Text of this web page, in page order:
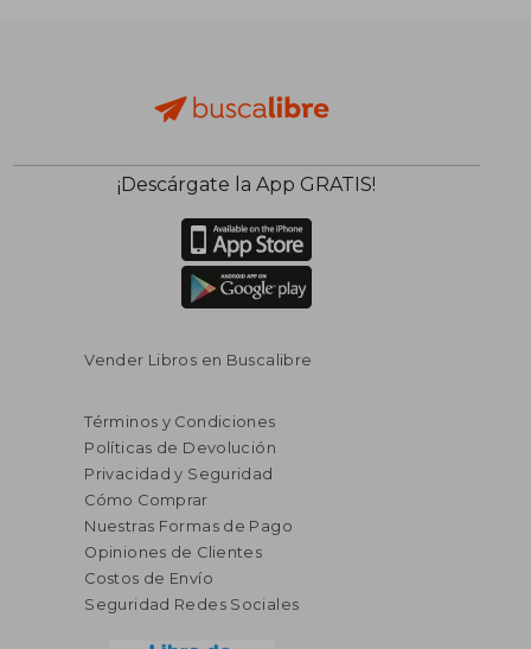
¡Descárgate la App GRATIS!
Vender Libros en Buscalibre
Términos y Condiciones
Políticas de Devolución
Privacidad y Seguridad
Cómo Comprar
Nuestras Formas de Pago
Opiniones de Clientes
Costos de Envío
Seguridad Redes Sociales